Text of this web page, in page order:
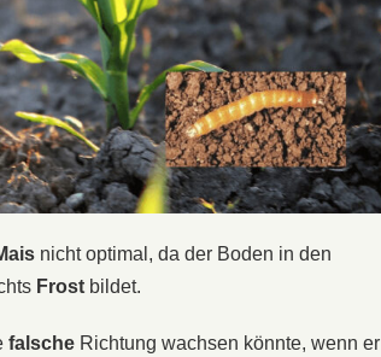
nicht optimal, da der Boden in den
Frost bildet.
falsche Richtung wachsen könnte, wenn er